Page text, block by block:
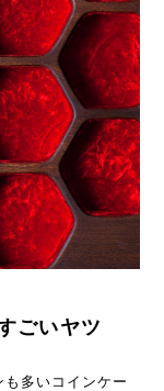
ごいヤツ
多いコインケー